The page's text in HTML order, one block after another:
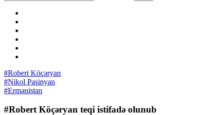
#Robert Köçəryan
#Nikol Paşinyan
#Ermənistan
#Robert Köçəryan teqi istifadə olunub